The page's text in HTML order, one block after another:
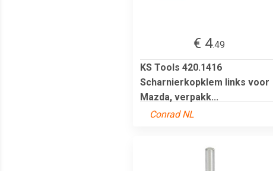
€ 4.49
KS Tools 420.1416
Scharnierkopklem links voor
Mazda, verpakk...
Conrad NL